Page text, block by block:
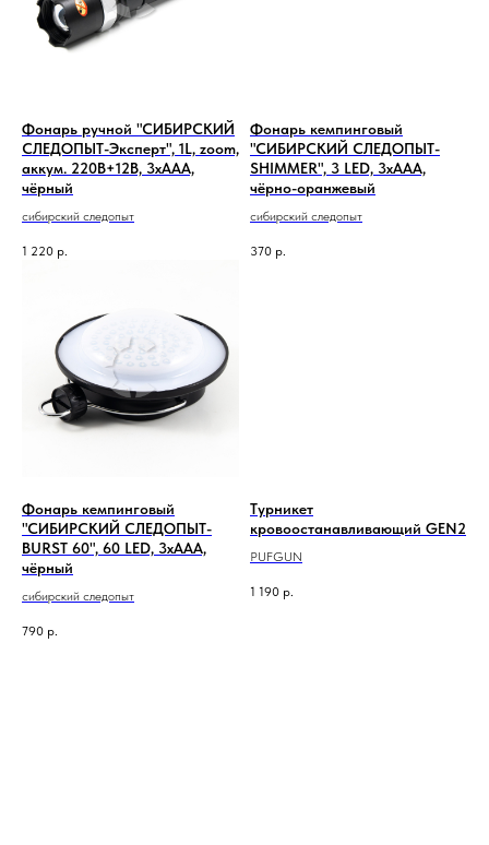
Фонарь ручной "СИБИРСКИЙ
СЛЕДОПЫТ-Эксперт", 1L, zoom,
аккум. 220В+12В, 3хААА,
чёрный
сибирский следопыт
1 220 р.
Фонарь кемпинговый
"СИБИРСКИЙ СЛЕДОПЫТ-
SHIMMER", 3 LED, 3хААА,
чёрно-оранжевый
сибирский следопыт
370 р.
Фонарь кемпинговый
"СИБИРСКИЙ СЛЕДОПЫТ-
BURST 60", 60 LED, 3хААА,
чёрный
сибирский следопыт
790 р.
Турникет
кровоостанавливающий GEN2
PUFGUN
1 190 р.